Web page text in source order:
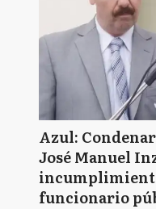
Azul:
José Manuel
funcionario